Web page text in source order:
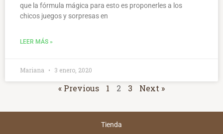
que la fórmula mágica para esto es proponerles a los
chicos juegos y sorpresas en
LEER MÁS »
Mariana 3 enero, 2020
« Previous 1 2 3 Next »
Tienda